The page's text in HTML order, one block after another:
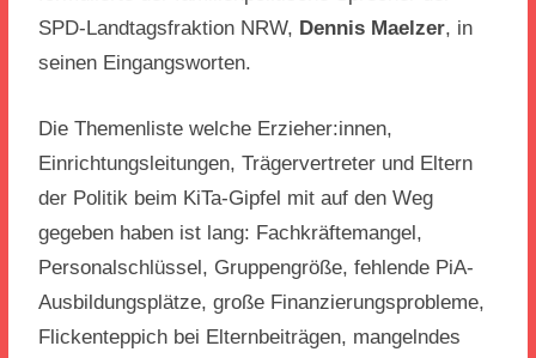
SPD-Landtagsfraktion NRW, Dennis Maelzer, in
seinen Eingangsworten.
Die Themenliste welche Erzieher:innen,
Einrichtungsleitungen, Trägervertreter und Eltern
der Politik beim KiTa-Gipfel mit auf den Weg
gegeben haben ist lang: Fachkräftemangel,
Personalschlüssel, Gruppengröße, fehlende PiA-
Ausbildungsplätze, große Finanzierungsprobleme,
Flickenteppich bei Elternbeiträgen, mangelndes